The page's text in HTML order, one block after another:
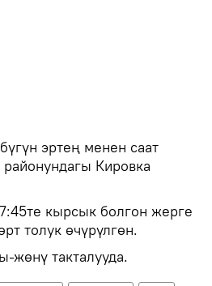
эртең менен саат
Кировка
кырсык болгон жерге
толук өчүрүлгөн.
жөнү такталууда.